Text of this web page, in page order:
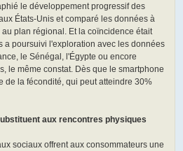
le développement progressif des
États-Unis et comparé les données à
plan régional. Et la coïncidence était
a poursuivi l'exploration avec les données
le Sénégal, l'Égypte ou encore
le même constat. Dès que le smartphone
de la fécondité, qui peut atteindre 30%
aux rencontres physiques
sociaux offrent aux consommateurs une